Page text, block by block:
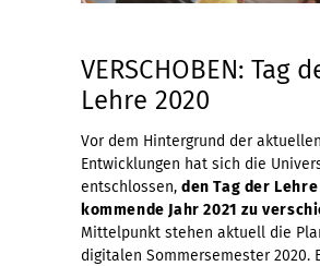
VERSCHOBEN: Tag
Lehre 2020
Vor dem Hintergrund der aktuellen
Entwicklungen hat sich die
entschlossen, den Tag der
kommende Jahr 2021 zu
Mittelpunkt stehen aktuell die
digitalen Sommersemester 2020.